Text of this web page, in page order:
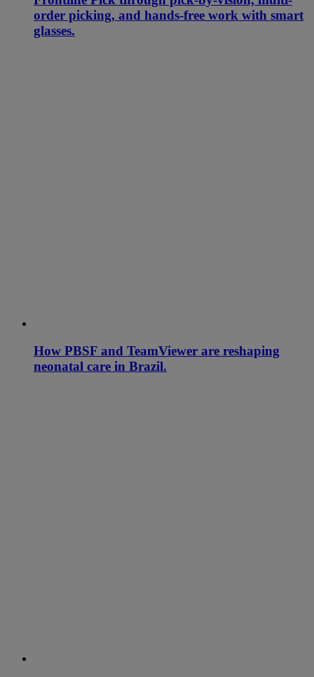
order picking, and hands-free work with smart
glasses.
How PBSF and TeamViewer are reshaping
neonatal care in Brazil.